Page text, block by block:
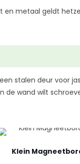
en metaal geldt
stalen deur voor
de wand wilt
Klein